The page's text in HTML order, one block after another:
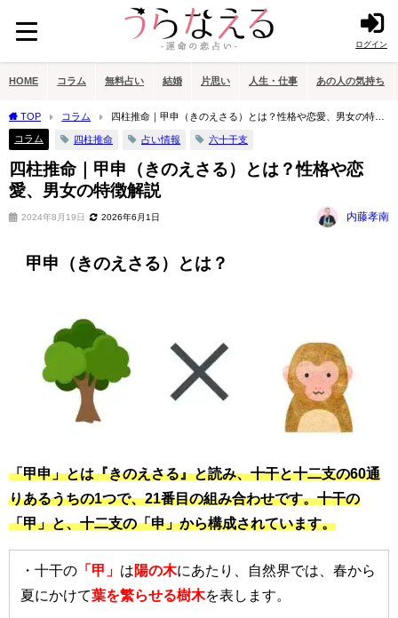
ログイン
HOME コラム 無料占い 結婚 片思い 人生・仕事 あの人の気持ち
TOP コラム
四柱推命｜甲申（きのえさる）とは？性格や恋愛、男女の特徴
解説
コラム 四柱推命 占い情報 六十干支
四柱推命｜甲申（きのえさる）とは？性格や恋
愛、男女の特徴解説
2024年8月19日 2026年6月1日 内藤孝南
甲申（きのえさる）とは？
「甲申」とは『きのえさる』と読み、十干と十二支の60通
りあるうちの1つで、21番目の組み合わせです。十干の
「甲」と、十二支の「申」から構成されています。
・十干の 「甲」 は陽の木にあたり、自然界では、春から
夏にかけて葉を繁らせる樹木を表します。